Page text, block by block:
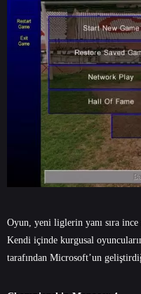
Oyun, yeni liglerin yanı sıra
Kendi içinde kurgusal
tarafından Microsoft’un